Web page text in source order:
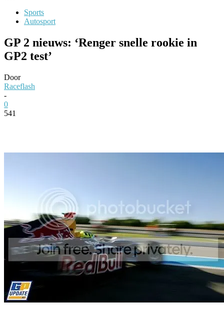
Sports
Autosport
GP 2 nieuws: ‘Renger snelle rookie in
GP2 test’
Door
Raceflash
-
0
541